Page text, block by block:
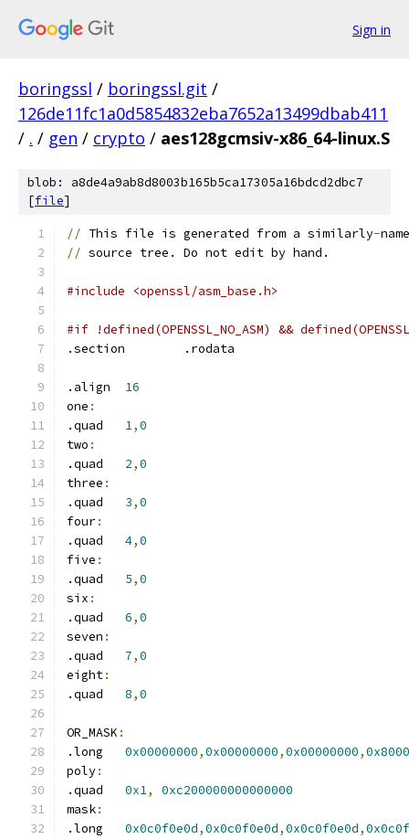
Sign in
boringssl / boringssl.git /
126de11fc1a0d5854832eba7652a13499dbab411
/ . / gen / crypto / aes128gcmsiv-x86_64-linux.S
blob: a8de4a9ab8d8003b165b5ca17305a16bdcd2dbc7
[file]
// This file is generated from a similarly-
// source tree. Do not edit by hand.
#include <openssl/asm_base.h>
#if !defined(OPENSSL_NO_ASM) &&
.section	.rodata
16
one :
1,0
two :
2,0
three :
3,0
four:
4,0
five :
5,0
six :
6,0
seven :
7,0
eight:
8,0
OR_MASK :
0x00000000,0x00000000,0x00000000,
poly:
0x1,
0xc200000000000000
mask:
0x0c0f0e0d,0x0c0f0e0d,0x0c0f0e0d,